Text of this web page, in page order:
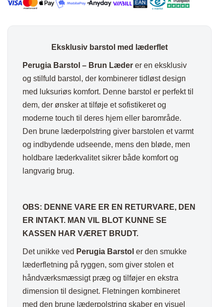
antal
Eksklusiv barstol med læderflet
Perugia Barstol – Brun Læder er en eksklusiv
og stilfuld barstol, der kombinerer tidløst design
med luksuriøs komfort. Denne barstol er perfekt til
dem, der ønsker at tilføje et sofistikeret og
moderne touch til deres hjem eller barområde.
Den brune læderpolstring giver barstolen et varmt
og indbydende udseende, mens den bløde, men
holdbare læderkvalitet sikrer både komfort og
langvarig brug.
OBS: DENNE VARE ER EN RETURVARE, DEN
ER INTAKT. MAN VIL BLOT KUNNE SE
KASSEN HAR VÆRET BRUDT.
Det unikke ved Perugia Barstol er den smukke
læderfletning på ryggen, som giver stolen et
håndværksmæssigt præg og tilføjer en ekstra
dimension til designet. Fletningen kombineret
med den brune læderpolstring skaber en visuel